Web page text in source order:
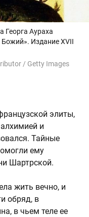
Георга Аураха
Издание XVII
/ Getty Images
элиты,
и
Тайные
ему
Шартрской.
жить вечно, и
обряд, в
в чьем теле ее